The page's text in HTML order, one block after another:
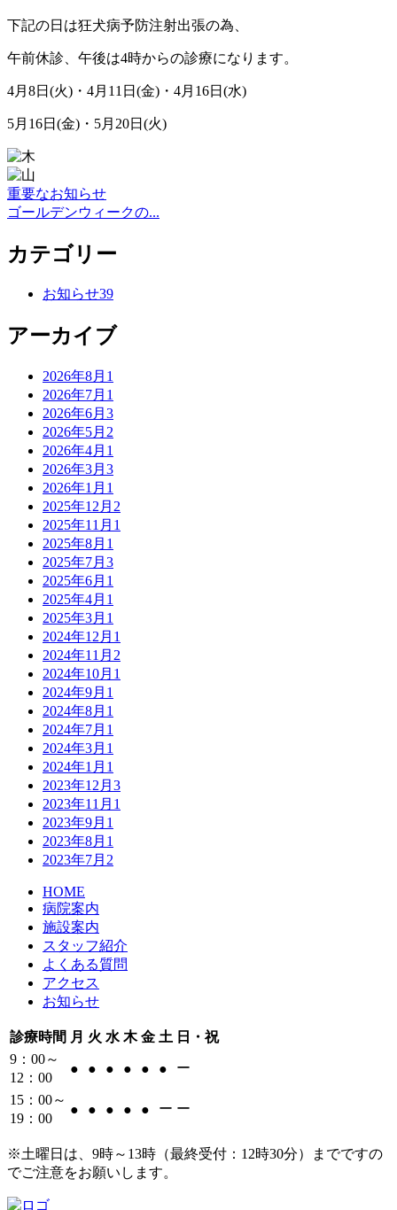
下記の日は狂犬病予防注射出張の為、
午前休診、午後は4時からの診療になります。
4月8日(火)・4月11日(金)・4月16日(水)
5月16日(金)・5月20日(火)
重要なお知らせ
ゴールデンウィークの...
カテゴリー
お知らせ39
アーカイブ
2026年8月 1
2026年7月 1
2026年6月 3
2026年5月 2
2026年4月 1
2026年3月 3
2026年1月 1
2025年12月 2
2025年11月 1
2025年8月 1
2025年7月 3
2025年6月 1
2025年4月 1
2025年3月 1
2024年12月 1
2024年11月 2
2024年10月 1
2024年9月 1
2024年8月 1
2024年7月 1
2024年3月 1
2024年1月 1
2023年12月 3
2023年11月 1
2023年9月 1
2023年8月 1
2023年7月 2
HOME
病院案内
施設案内
スタッフ紹介
よくある質問
アクセス
お知らせ
診療時間 月 火 水 木 金 土 日・祝
9：00～
12：00
● ● ● ● ● ● ー
15：00～
19：00
● ● ● ● ● ー ー
※土曜日は、9時～13時（最終受付：12時30分）までですの
でご注意をお願いします。